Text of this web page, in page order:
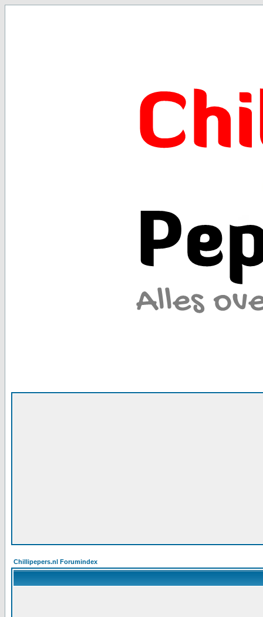
Chillipepers.nl Forumindex